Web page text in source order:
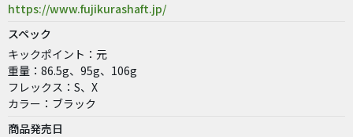
https://www.fujikurashaft.jp/
スペック
キックポイント：元
重量：86.5g、95g、106g
フレックス：S、X
カラー：ブラック
商品発売日